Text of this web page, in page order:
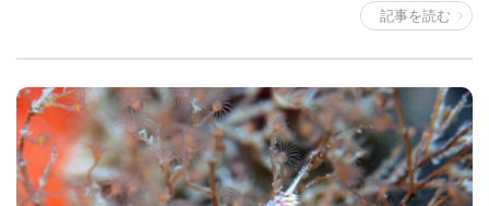
記事を読む